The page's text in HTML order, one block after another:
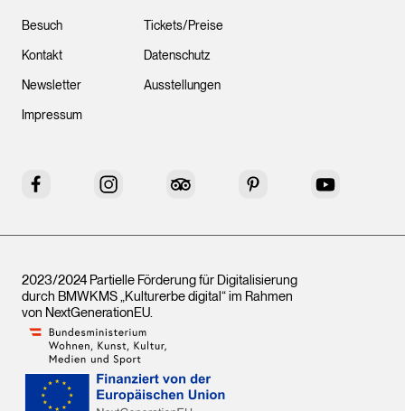
Besuch
Kontakt
Newsletter
Impressum
Tickets/Preise
Datenschutz
Ausstellungen
Facebook Instagram Tripadvisor Pinterest YouTube
2023/2024 Partielle Förderung für Digitalisierung
durch BMWKMS „Kulturerbe digital“ im Rahmen
von NextGenerationEU.